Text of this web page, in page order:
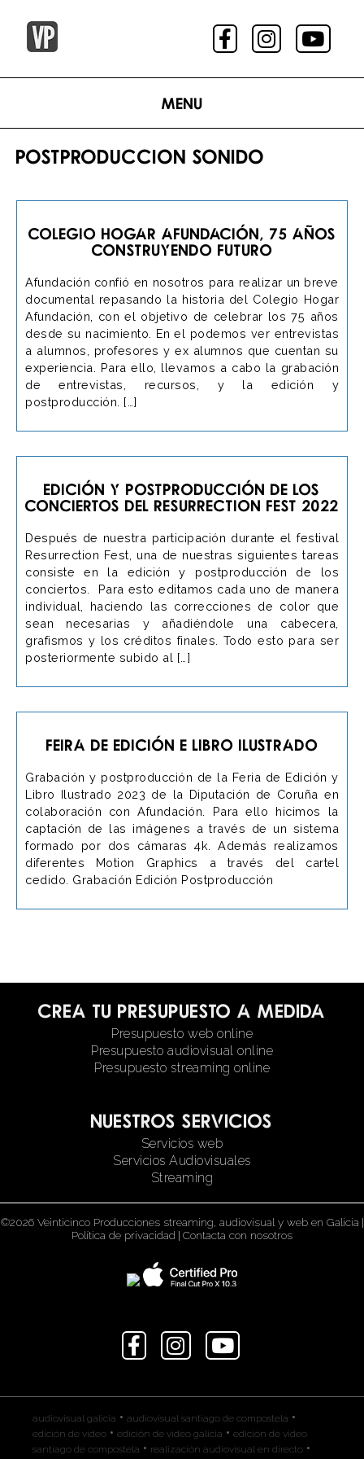
Menu
POSTPRODUCCION SONIDO
Colegio Hogar AFundación, 75 Años
Construyendo Futuro
Afundación confió en nosotros para realizar un breve
documental repasando la historia del Colegio Hogar
Afundación, con el objetivo de celebrar los 75 años
desde su nacimiento. En el podemos ver entrevistas
a alumnos, profesores y ex alumnos que cuentan su
experiencia. Para ello, llevamos a cabo la grabación
de entrevistas, recursos, y la edición y
postproducción. […]
Edición y Postproducción de los
conciertos del Resurrection Fest 2022
Después de nuestra participación durante el festival
Resurrection Fest, una de nuestras siguientes tareas
consiste en la edición y postproducción de los
conciertos. Para esto editamos cada uno de manera
individual, haciendo las correcciones de color que
sean necesarias y añadiéndole una cabecera,
grafismos y los créditos finales. Todo esto para ser
posteriormente subido al […]
Feira de Edición e Libro Ilustrado
Grabación y postproducción de la Feria de Edición y
Libro Ilustrado 2023 de la Diputación de Coruña en
colaboración con Afundación. Para ello hicimos la
captación de las imágenes a través de un sistema
formado por dos cámaras 4k. Además realizamos
diferentes Motion Graphics a través del cartel
cedido. Grabación Edición Postproducción
Crea tu presupuesto a medida
Presupuesto web online
Presupuesto audiovisual online
Presupuesto streaming online
Nuestros servicios
Servicios web
Servicios Audiovisuales
Streaming
©2026 Veinticinco Producciones streaming, audiovisual y web en Galicia |
Política de privacidad | Contacta con nosotros
audiovisual galicia • audiovisual santiago de compostela •
edición de video • edición de video galicia • edición de video
santiago de compostela • realización audiovisual en directo •